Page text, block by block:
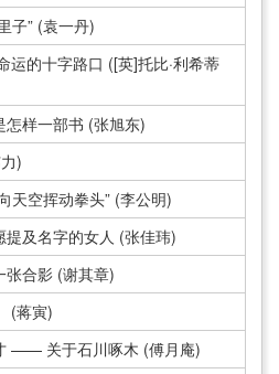
子” (袁一丹)
运的十字路口 ([英]托比·利希蒂
怎样一部书 (张旭东)
)
空挥动拳头” (李公明)
提及名字的女人 (张佳玮)
张合影 (谢其章)
(蒋寅)
—— 关于石川啄木 (傅月庵)